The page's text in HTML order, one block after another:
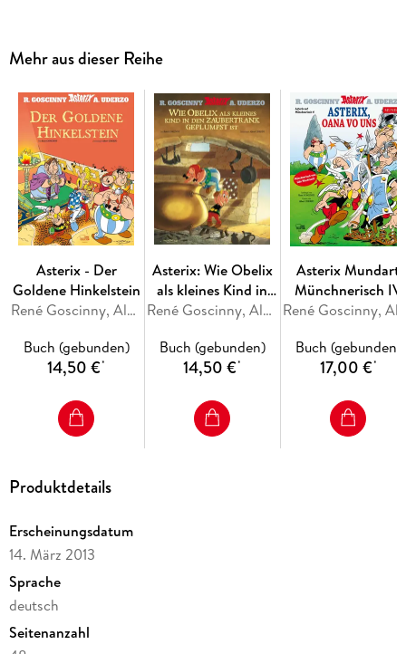
Mehr aus dieser Reihe
Asterix - Der
Goldene Hinkelstein
René Goscinny, Albert Uderzo
Buch (gebunden)
14,50 €*
Asterix: Wie Obelix
als kleines Kind in
den ZaubertrankRené Goscinny, Albert Uderzo
Buch (gebunden)
14,50 €*
Asterix Mundart
Münchnerisch IV
Buch (gebunden)
17,00 €*
Produktdetails
Erscheinungsdatum
14. März 2013
Sprache
deutsch
Seitenanzahl